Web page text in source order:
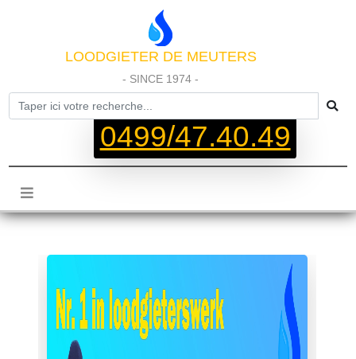
LOODGIETER DE MEUTERS
- SINCE 1974 -
0499/47.40.49